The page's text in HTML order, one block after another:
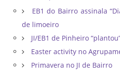
EB1 do Bairro assinala
de limoeiro
JI/EB1 de Pinheiro
Easter activity no
Primavera no JI de Bairro